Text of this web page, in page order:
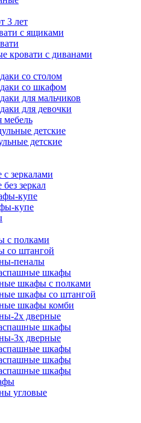
3 лет
с ящиками
кровати с диванами
со столом
со шкафом
для мальчиков
для девочки
мебель
детские
детские
зеркалами
зеркал
купе
купе
с полками
со штангой
пеналы
шкафы
шкафы с полками
шкафы со штангой
шкафы комби
2х дверные
шкафы
3х дверные
шкафы
шкафы
шкафы
угловые